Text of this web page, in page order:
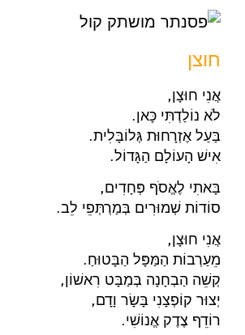
חוצן
אֲנִי חוּצָן,
לֹא נוֹלַדְתִּי כָּאן.
בַּעַל אֶזְרָחוּת גְּלוֹבָּלִית.
אִישׁ הָעוֹלָם הַגָּדוֹל.
בָּאתִי לֶאֱסֹף פְּחָדִים,
סוֹדוֹת שְׁמוּרִים בְּמַרְתְּפֵי לֵב.
אֲנִי חוּצָן,
מֵעַרְבוֹת הַמַּפָּל הַבָּטוּחַ.
קְשֵׁה הַבְחָנָה בְּמַבָּט רִאשׁוֹן,
יְצוּר קוֹפְצָנִי בָּשָׂר וָדָם,
רוֹדֵף צֶדֶק אֱנוֹשִׁי.